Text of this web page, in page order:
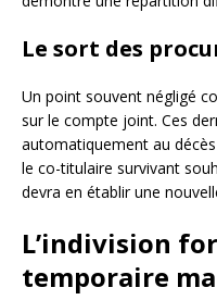
Le sort des
Un point souvent négligé
sur le compte joint. Ces
automatiquement au
le co-titulaire survivant
devra en établir une
L’indivision
temporaire